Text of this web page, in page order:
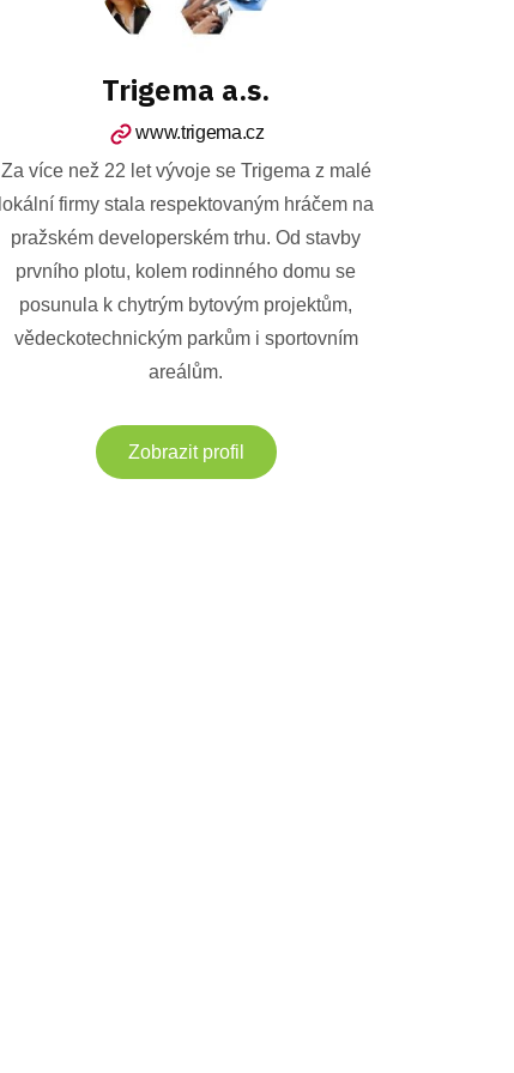
Trigema a.s.
www.trigema.cz
Za více než 22 let vývoje se Trigema z malé
lokální firmy stala respektovaným hráčem na
pražském developerském trhu. Od stavby
prvního plotu, kolem rodinného domu se
posunula k chytrým bytovým projektům,
vědeckotechnickým parkům i sportovním
areálům.
Zobrazit profil